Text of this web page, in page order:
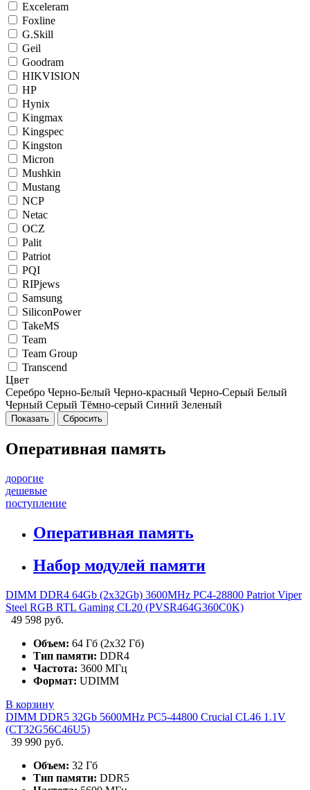
Exceleram
Foxline
G.Skill
Geil
Goodram
HIKVISION
HP
Hynix
Kingmax
Kingspec
Kingston
Micron
Mushkin
Mustang
NCP
Netac
OCZ
Palit
Patriot
PQI
RIPjews
Samsung
SiliconPower
TakeMS
Team
Team Group
Transcend
Цвет
Серебро Черно-Белый Черно-красный Черно-Серый Белый
Черный Серый Тёмно-серый Синий Зеленый
Оперативная память
дорогие
дешевые
поступление
Оперативная память
Набор модулей памяти
DIMM DDR4 64Gb (2x32Gb) 3600MHz PC4-28800 Patriot Viper
Steel RGB RTL Gaming CL20 (PVSR464G360C0K)
49 598 руб.
Объем: 64 Гб (2х32 Гб)
Тип памяти: DDR4
Частота: 3600 МГц
Формат: UDIMM
В корзину
DIMM DDR5 32Gb 5600MHz PC5-44800 Crucial CL46 1.1V
(CT32G56C46U5)
39 990 руб.
Объем: 32 Гб
Тип памяти: DDR5